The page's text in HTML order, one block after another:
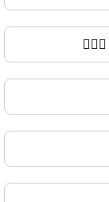
👱🏼‍♂